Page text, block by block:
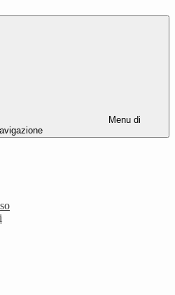
Menu di